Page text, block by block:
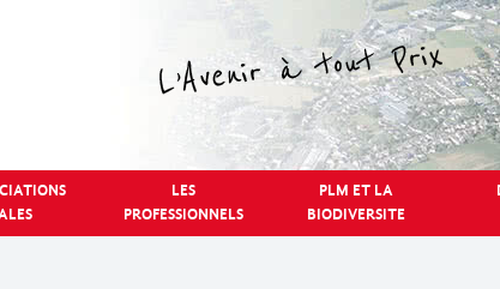
LES
PROFESSIONNELS
PLM ET LA
BIODIVERSITE